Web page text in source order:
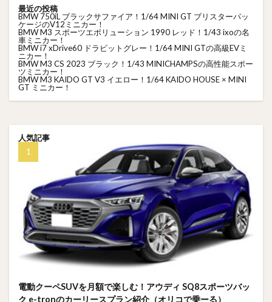
最近の投稿
BMW 750iL ブラックサファイア！1/64 MINI GT ブリスターパッ
ケージのV12ミニカー！
BMW M3 スポーツエボリューション 1990 レッド！1/43 ixoの名
車ミニカー！
BMW i7 xDrive60 ドラビットグレー！1/64 MINI GTの高級EVミ
ニカー！
BMW M3 CS 2023 ブラック！1/43 MINICHAMPSの高性能スポー
ツミニカー！
BMW M3 KAIDO GT V3 イエロー！1/64 KAIDO HOUSE × MINI
GT ミニカー！
人気記事
電動クーペSUVを月額で楽しむ！アウディ SQ8スポーツバッ
ク e-tronのカーリースプラン紹介（オリコで乗ーる）